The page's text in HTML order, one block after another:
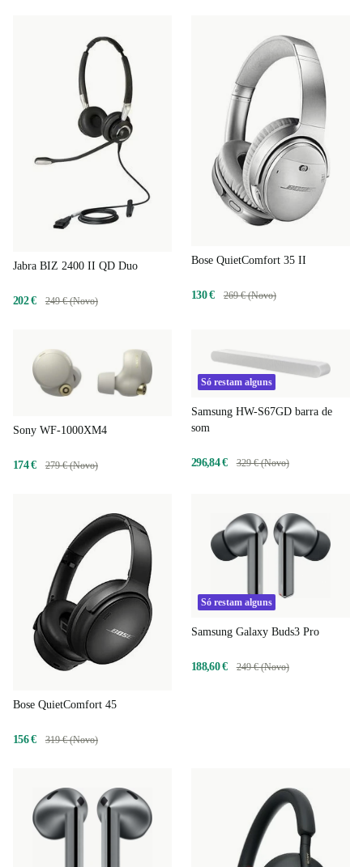
Jabra BIZ 2400 II QD Duo
202 € 249 € (Novo)
Bose QuietComfort 35 II
130 € 269 € (Novo)
Sony WF-1000XM4
174 € 279 € (Novo)
Só restam alguns
Samsung HW-S67GD barra de
som
296,84 € 329 € (Novo)
Bose QuietComfort 45
156 € 319 € (Novo)
Só restam alguns
Samsung Galaxy Buds3 Pro
188,60 € 249 € (Novo)